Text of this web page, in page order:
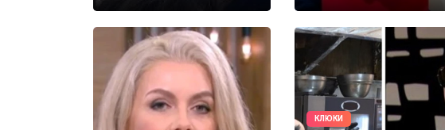
КЛЮКИ